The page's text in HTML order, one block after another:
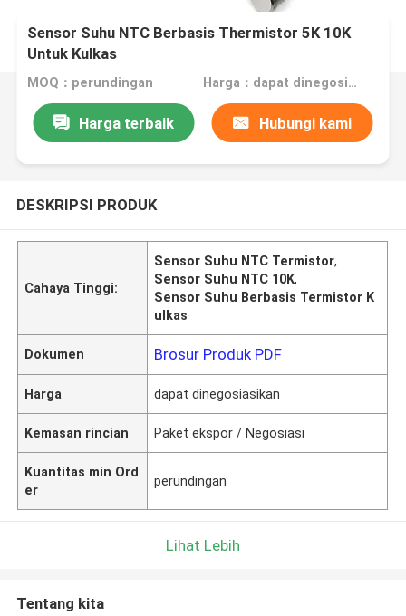
Sensor Suhu NTC Berbasis Thermistor 5K 10K
Untuk Kulkas
MOQ：perundingan Harga：dapat dinegosiasikan
Harga terbaik Hubungi kami
DESKRIPSI PRODUK
Cahaya Tinggi:
Sensor Suhu NTC Termistor,
Sensor Suhu NTC 10K,
Sensor Suhu Berbasis Termistor K
ulkas
Dokumen Brosur Produk PDF
Harga dapat dinegosiasikan
Kemasan rincian Paket ekspor / Negosiasi
Kuantitas min Ord
er
perundingan
Lihat Lebih
Tentang kita